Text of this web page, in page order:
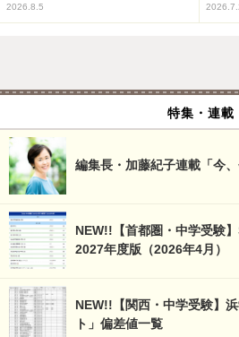
2026.8.5
特集・連載
編集長・加藤紀子連載「今、
NEW!!【首都圏・中学受験
2027年度版（2026年4月）
NEW!!【関西・中学受験】
ト」偏差値一覧